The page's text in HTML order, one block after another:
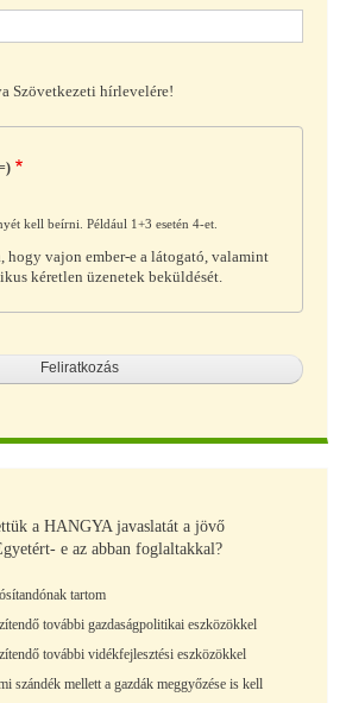
Szövetkezeti hírlevelére!
kell beírni. Például 1+3 esetén 4-et.
hogy vajon ember-e a látogató, valamint
kéretlen üzenetek beküldését.
a HANGYA javaslatát a jövő
e az abban foglaltakkal?
tartom
további gazdaságpolitikai eszközökkel
további vidékfejlesztési eszközökkel
szándék mellett a gazdák meggyőzése is kell